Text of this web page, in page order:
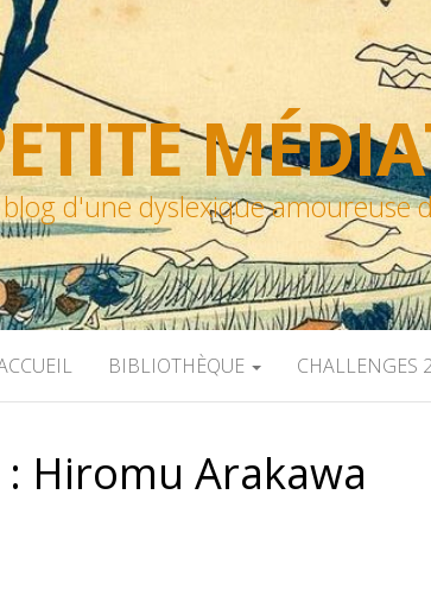
blog d'une dyslexique amoureuse
BIBLIOTHÈQUE CHALLENGES
Hiromu Arakawa